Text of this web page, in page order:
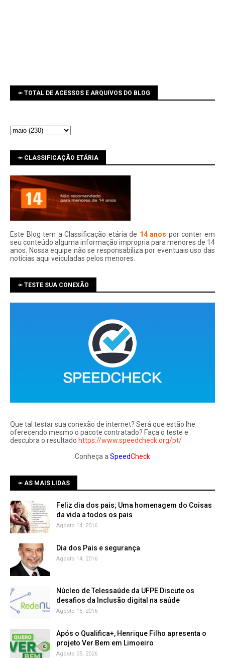
➛ TOTAL DE ACESSOS E ARQUIVOS DO BLOG
➛ CLASSIFICAÇÃO ETÁRIA
Este Blog tem a Classificação etária de 14 anos por conter em
seu conteúdo alguma informação impropria para menores de 14
anos. Nossa equipe não se responsabiliza por eventuais uso das
notí­cias aqui veiculadas pelos menores.
➛ TESTE SUA CONEXÃO
Que tal testar sua conexão de internet? Será que estão lhe
oferecendo mesmo o pacote contratado? Faça o teste e
descubra o resultado https://www.speedcheck.org/pt/
Conheça a SpeedCheck
➛ AS MAIS LIDAS
Feliz dia dos pais; Uma homenagem do Coisas
da vida a todos os pais
Agosto 14, 2016
Dia dos Pais e segurança
Agosto 14, 2016
Núcleo de Telessaúde da UFPE Discute os
Agosto 15, 2016
Após o Qualifica+, Henrique Filho apresenta o
projeto Ver Bem em Limoeiro
Agosto 05, 2026